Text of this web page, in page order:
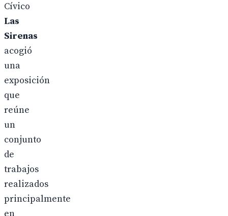
Cívico
Las
Sirenas
acogió
una
exposición
que
reúne
un
conjunto
de
trabajos
realizados
principalmente